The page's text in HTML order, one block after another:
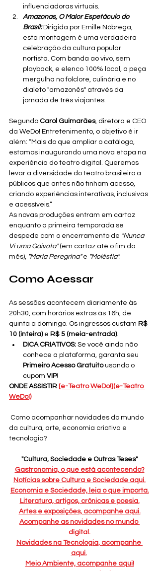
influenciadoras virtuais.
Amazonas, O Maior Espetáculo do
Brasil: Dirigida por Emille Nóbrega,
esta montagem é uma verdadeira
celebração da cultura popular
nortista. Com banda ao vivo, sem
playback, e elenco 100% local, a peça
mergulha no folclore, culinária e no
dialeto "amazonês" através da
jornada de três viajantes.
Segundo Carol Guimarães, diretora e CEO
da WeDo! Entretenimento, o objetivo é ir
além: “Mais do que ampliar o catálogo,
estamos inaugurando uma nova etapa na
experiência do teatro digital. Queremos
levar a diversidade do teatro brasileiro a
públicos que antes não tinham acesso,
criando experiências interativas, inclusivas
e acessíveis.”
As novas produções entram em cartaz
enquanto a primeira temporada se
despede com o encerramento de "Nunca
Vi uma Gaivota" (em cartaz até o fim do
mês), "Maria Peregrina" e "Moléstia".
Como Acessar
As sessões acontecem diariamente às
20h30, com horários extras às 16h, de
quinta a domingo. Os ingressos custam R$
10 (inteira) e R$ 5 (meia-entrada).
DICA CRIATIVOS: Se você ainda não
conhece a plataforma, garanta seu
Primeiro Acesso Gratuito usando o
cupom VIP!
ONDE ASSISTIR [e-Teatro WeDo!](e-Teatro
WeDo!)
Como acompanhar novidades do mundo
da cultura, arte, economia criativa e
tecnologia?
"Cultura, Sociedade e Outras Teses"
Gastronomia, o que está acontecendo?
Notícias sobre Cultura e Sociedade aqui.
Economia e Sociedade, leia o que importa.
Literatura, artigos, crônicas e poesia.
Artes e exposições, acompanhe aqui.
Acompanhe as novidades no mundo
digital.
Novidades na Tecnologia, acompanhe
aqui.
Meio Ambiente, acompanhe aqui!